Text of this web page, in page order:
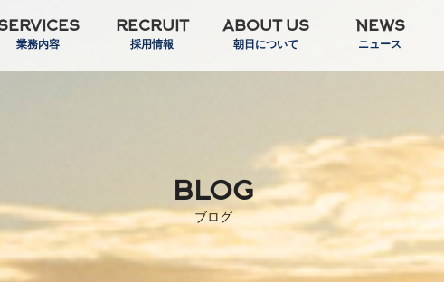
業務内容
RECRUIT
採用情報
ABOUT US
朝日について
NEWS
ニュース
BLOG
ブログ